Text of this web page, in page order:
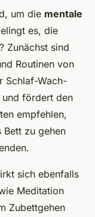
um die mentale
es, die
Zunächst sind
Routinen von
Schlaf-Wach-
und fördert den
empfehlen,
Bett zu gehen
sich ebenfalls
Meditation
Zubettgehen